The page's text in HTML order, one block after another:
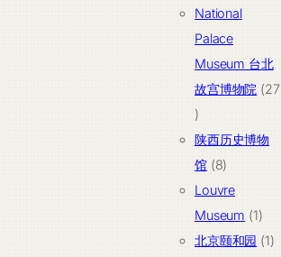
个
National
Palace
Museum 台北
故宫博物院
27
27
个
产
品
陕西历史博物
馆 88
个
产
品
Louvre
Museum 11
个
北京颐和园 11